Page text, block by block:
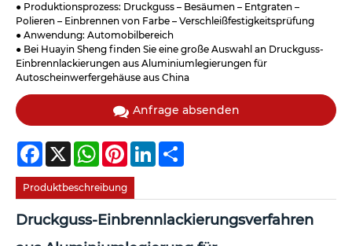
● Produktionsprozess: Druckguss – Besäumen – Entgraten –
Polieren – Einbrennen von Farbe – Verschleißfestigkeitsprüfung
● Anwendung: Automobilbereich
● Bei Huayin Sheng finden Sie eine große Auswahl an Druckguss-
Einbrennlackierungen aus Aluminiumlegierungen für
Autoscheinwerfergehäuse aus China
Anfrage absenden
Facebook
X WhatsAppPinterestLinkedIn
Produktbeschreibung
Druckguss-Einbrennlackierungsverfahren